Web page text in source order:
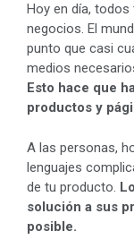
Hoy en día,
negocios. El
punto que casi
medios
Esto hace que
productos y
A las personas,
lenguajes
de tu producto.
solución a sus
posible.